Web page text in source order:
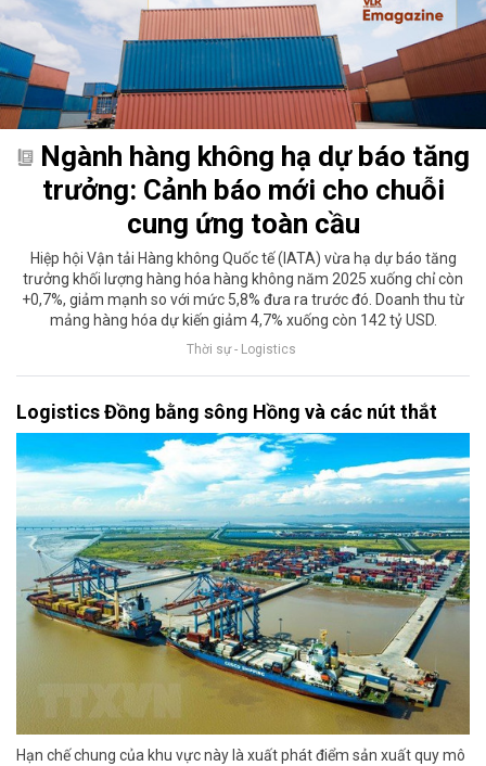
Ngành hàng không hạ dự báo tăng
trưởng: Cảnh báo mới cho chuỗi
cung ứng toàn cầu
Hiệp hội Vận tải Hàng không Quốc tế (IATA) vừa hạ dự báo tăng
trưởng khối lượng hàng hóa hàng không năm 2025 xuống chỉ còn
+0,7%, giảm mạnh so với mức 5,8% đưa ra trước đó. Doanh thu từ
mảng hàng hóa dự kiến giảm 4,7% xuống còn 142 tỷ USD.
Thời sự - Logistics
Logistics Đồng bằng sông Hồng và các nút thắt
Hạn chế chung của khu vực này là xuất phát điểm sản xuất quy mô